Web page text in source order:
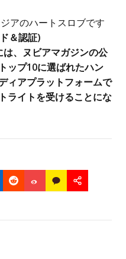
アのハートスロブです
＆認証)
、ヌビアマガジンの公
ップ10に選ばれたハン
ィアプラットフォームで
ライトを受けることにな